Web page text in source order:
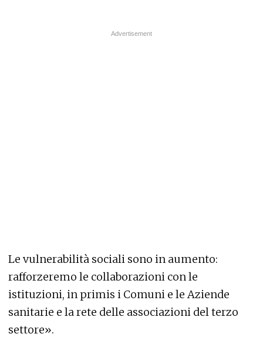
Le vulnerabilità sociali sono in aumento:
rafforzeremo le collaborazioni con le
istituzioni, in primis i Comuni e le Aziende
sanitarie e la rete delle associazioni del terzo
settore».